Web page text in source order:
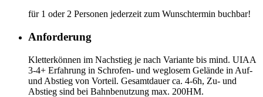
für 1 oder 2 Personen jederzeit zum Wunschtermin buchbar!
Anforderung
Kletterkönnen im Nachstieg je nach Variante bis mind. UIAA
3-4+ Erfahrung in Schrofen- und weglosem Gelände in Auf-
und Abstieg von Vorteil. Gesamtdauer ca. 4-6h, Zu- und
Abstieg sind bei Bahnbenutzung max. 200HM.